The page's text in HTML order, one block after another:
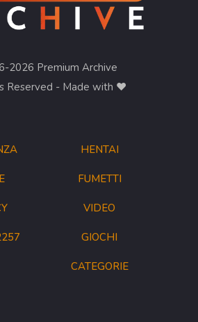
2026 Premium Archive
Reserved - Made with ❤︎
HENTAI
FUMETTI
VIDEO
GIOCHI
CATEGORIE